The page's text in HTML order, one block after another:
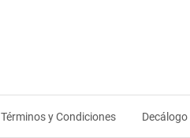
Términos y Condiciones